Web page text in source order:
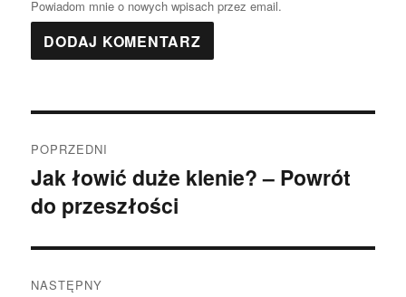
Powiadom mnie o nowych wpisach przez email.
wpisu
POPRZEDNI
Poprzedni
wpis:
Jak łowić duże klenie? – Powrót
do przeszłości
NASTĘPNY